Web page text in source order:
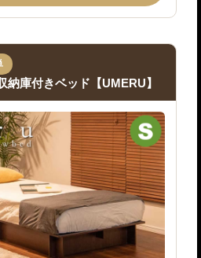
納庫付きベッド【UMERU】